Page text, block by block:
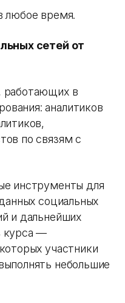
любое время.
сетей от
работающих в
аналитиков
по связям с
инструменты для
социальных
и дальнейших
курса —
участники
небольшие